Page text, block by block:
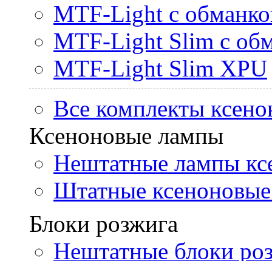
MTF-Light с
MTF-Light Slim с
MTF-Light Slim XPU
Все комплекты
Ксеноновые лампы
Нештатные лампы
Штатные
Блоки розжига
Нештатные блоки